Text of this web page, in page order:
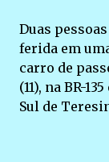
Duas
ferida em
carro de
(11), na BR-
Sul de